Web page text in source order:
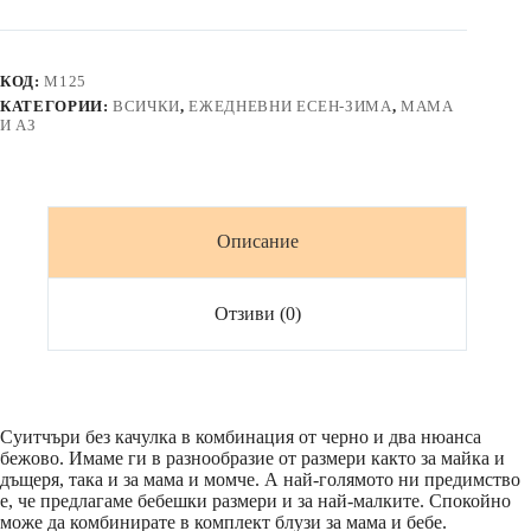
*
в
бежово
и
КОД:M125
КАТЕГОРИИ:ВСИЧКИ,ЕЖЕДНЕВНИ ЕСЕН-ЗИМА,МАМА
И АЗ
Описание
Отзиви (0)
Суитчъри без качулка в комбинация от черно и два нюанса
бежово. Имаме ги в разнообразие от размери както за майка и
дъщеря, така и за мама и момче. А най-голямото ни предимство
е, че предлагаме бебешки размери и за най-малките. Спокойно
може да комбинирате в комплект блузи за мама и бебе.